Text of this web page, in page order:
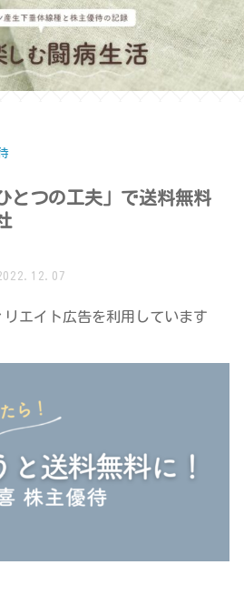
とつの工夫」で送料無料
エイト広告を利用しています